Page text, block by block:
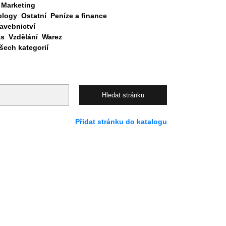
Marketing
Ostatní Peníze a finance
Vzdělání Warez
kategorií
Přidat stránku do katalogu